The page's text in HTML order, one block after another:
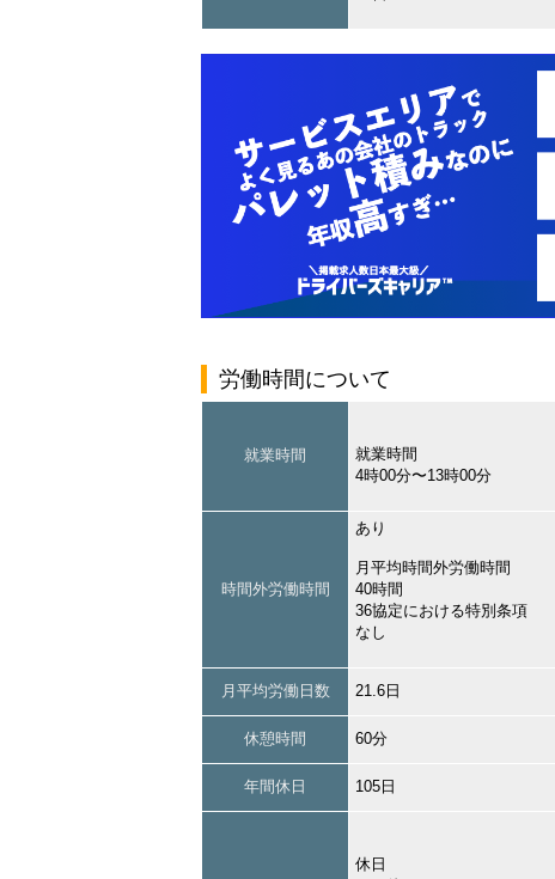
労働時間について
就業時間
就業時間
4時00分〜13時00分
時間外労働時間
あり
月平均時間外労働時間
40時間
36協定における特別条項
なし
月平均労働日数 21.6日
休憩時間 60分
年間休日 105日
休日